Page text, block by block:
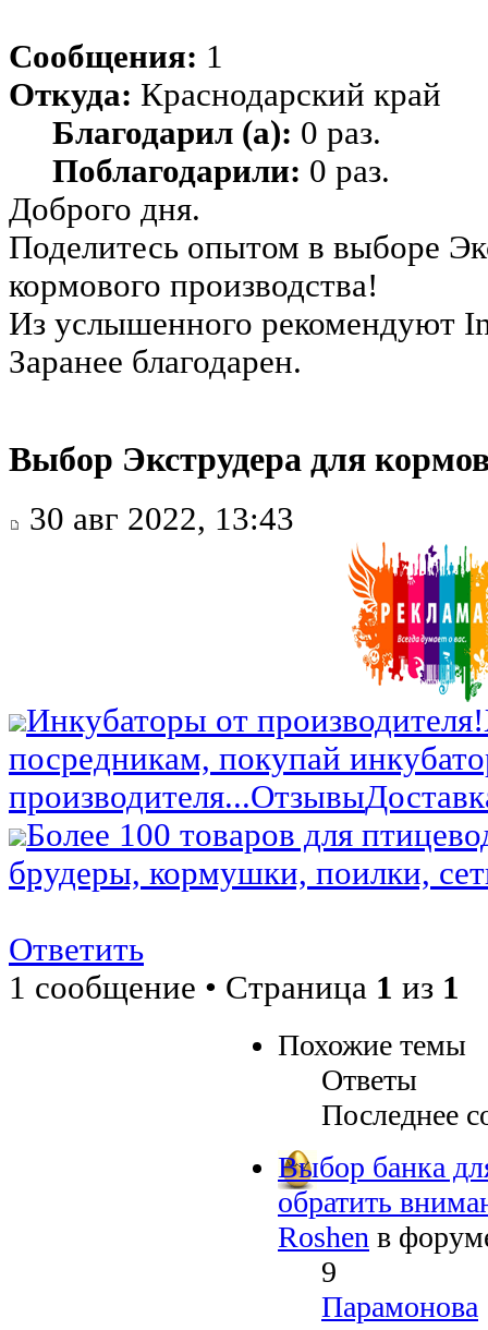
Сообщения: 1
Откуда: Краснодарский край
Благодарил (а): 0 раз.
Поблагодарили: 0 раз.
Доброго дня.
Поделитесь опытом в выборе
кормового производства!
Из услышенного рекомендуют
Заранее благодарен.
Выбор Экструдера для
30 авг 2022, 13:43
Инкубаторы от производителя!
посредникам, покупай
производителя...Отзывы
Более 100 товаров для
брудеры, кормушки, поилки,
Ответить
1 сообщение • Страница 1 из 1
Похожие темы
Ответы
Последнее
Выбор банка
обратить
Roshen в
9
Парамонова